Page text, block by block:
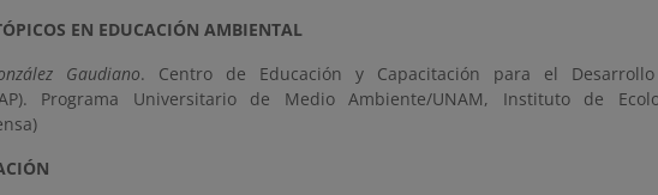
EN EDUCACIÓN AMBIENTAL
Gaudiano. Centro de Educación y Capacitación para el Desarrollo
Programa Universitario de Medio Ambiente/UNAM, Instituto de